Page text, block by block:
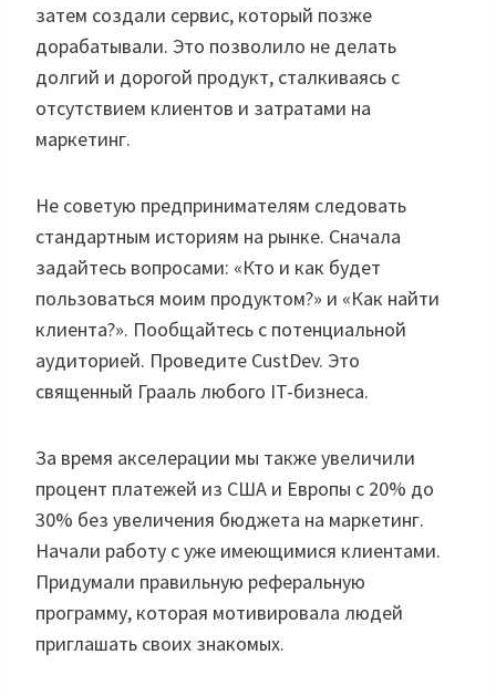
затем создали сервис, который позже
дорабатывали. Это позволило не делать
долгий и дорогой продукт, сталкиваясь с
отсутствием клиентов и затратами на
маркетинг.
Не советую предпринимателям следовать
стандартным историям на рынке. Сначала
задайтесь вопросами: «Кто и как будет
пользоваться моим продуктом?» и «Как найти
клиента?». Пообщайтесь с потенциальной
аудиторией. Проведите CustDev. Это
священный Грааль любого IT-бизнеса.
За время акселерации мы также увеличили
процент платежей из США и Европы с 20% до
30% без увеличения бюджета на маркетинг.
Начали работу с уже имеющимися клиентами.
Придумали правильную реферальную
программу, которая мотивировала людей
приглашать своих знакомых.